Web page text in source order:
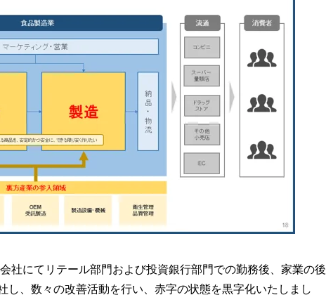
社にてリテール部門および投資銀行部門での勤務後、家業の後
し、数々の改善活動を行い、赤字の状態を黒字化いたしまし